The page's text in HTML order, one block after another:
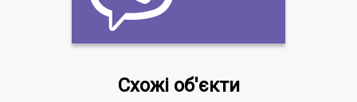
Схожі об'єкти